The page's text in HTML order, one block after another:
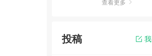
查看更多
投稿